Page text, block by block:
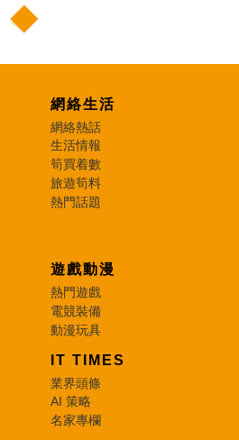
網絡生活
網絡熱話
生活情報
筍買着數
旅遊筍料
熱門話題
遊戲動漫
熱門遊戲
電競裝備
動漫玩具
IT TIMES
業界頭條
AI 策略
名家專欄